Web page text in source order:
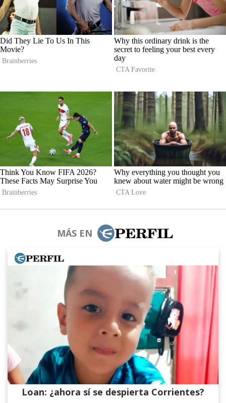
MÁS EN
Loan: ¿ahora sí se despierta Corrientes?